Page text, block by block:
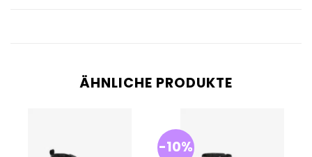
ÄHNLICHE PRODUKTE
-10%